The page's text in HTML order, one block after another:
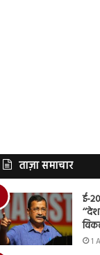
ताज़ा समाचार
ई-
1